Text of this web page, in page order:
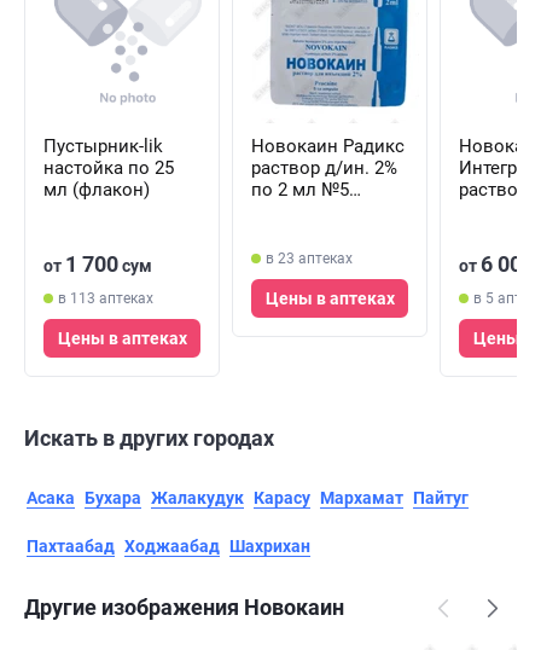
Пустырник-lik
настойка по 25
мл (флакон)
от 1 700сум
в 113 аптеках
Цены в аптеках
Новокаин Радикс
раствор д/ин. 2%
по 2 мл №5
в 23 аптеках
Цены в аптеках
Интегра
раствор
от6 000
в 5
Цены в
Искать в других городах
Асака Бухара Жалакудук Карасу Мархамат Пайтуг
Пахтаабад Ходжаабад Шахрихан
Другие изображения Новокаин